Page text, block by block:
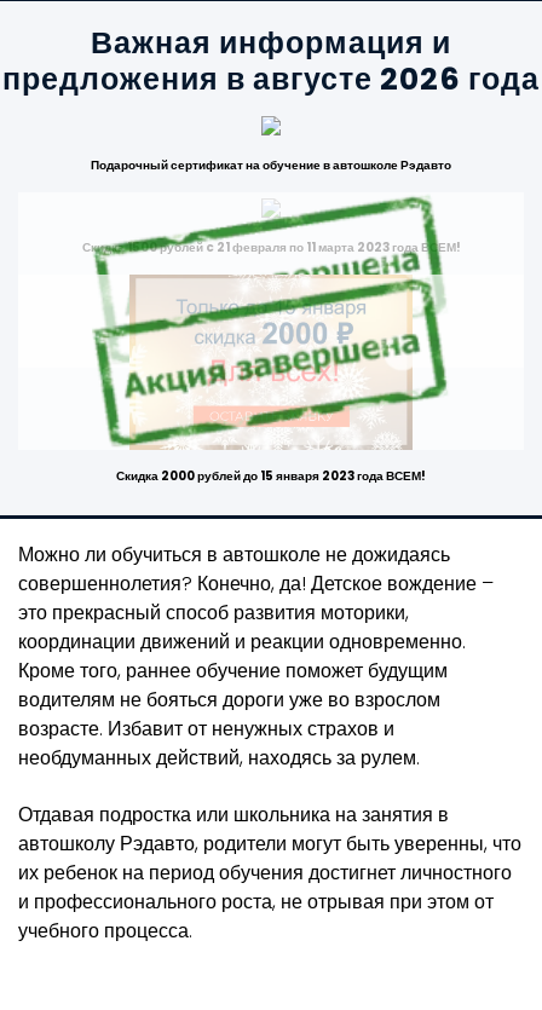
Важная информация и
предложения в августе 2026 года
Подарочный сертификат на обучение в автошколе Рэдавто
Скидка 1500 рублей c 21 февраля по 11 марта 2023 года ВСЕМ!
Скидка 2000 рублей до 15 января 2023 года ВСЕМ!
Можно ли обучиться в автошколе не дожидаясь
совершеннолетия? Конечно, да! Детское вождение –
это прекрасный способ развития моторики,
координации движений и реакции одновременно.
Кроме того, раннее обучение поможет будущим
водителям не бояться дороги уже во взрослом
возрасте. Избавит от ненужных страхов и
необдуманных действий, находясь за рулем.
Отдавая подростка или школьника на занятия в
автошколу Рэдавто, родители могут быть уверенны, что
их ребенок на период обучения достигнет личностного
и профессионального роста, не отрывая при этом от
учебного процесса.